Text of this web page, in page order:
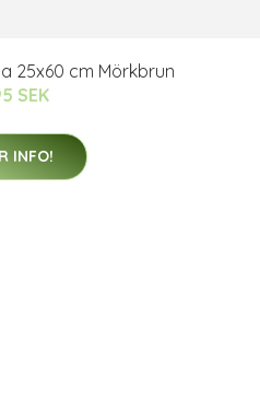
25x60 cm Mörkbrun
SEK
INFO!